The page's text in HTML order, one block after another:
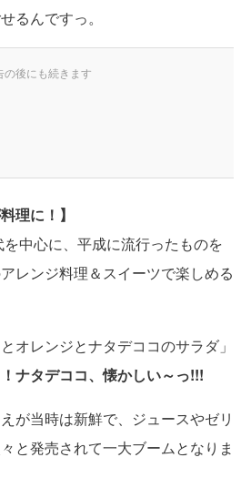
るんですっ。
理に！】
中心に、平成に流行ったものを
レンジ料理＆スイーツで楽しめる
オレンジとナタデココのサラダ」
ナタデココ、懐かしい～っ!!!
が当時は新鮮で、ジュースやゼリ
と発売されて一大ブームとなりま